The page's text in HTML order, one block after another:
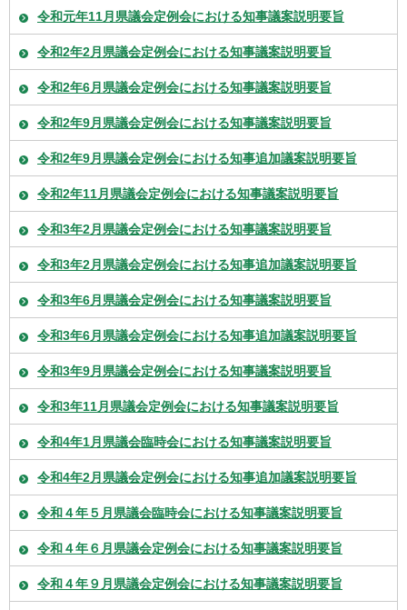
令和元年11月県議会定例会における知事議案説明要旨
令和2年2月県議会定例会における知事議案説明要旨
令和2年6月県議会定例会における知事議案説明要旨
令和2年9月県議会定例会における知事議案説明要旨
令和2年9月県議会定例会における知事追加議案説明要旨
令和2年11月県議会定例会における知事議案説明要旨
令和3年2月県議会定例会における知事議案説明要旨
令和3年2月県議会定例会における知事追加議案説明要旨
令和3年6月県議会定例会における知事議案説明要旨
令和3年6月県議会定例会における知事追加議案説明要旨
令和3年9月県議会定例会における知事議案説明要旨
令和3年11月県議会定例会における知事議案説明要旨
令和4年1月県議会臨時会における知事議案説明要旨
令和4年2月県議会定例会における知事追加議案説明要旨
令和４年５月県議会臨時会における知事議案説明要旨
令和４年６月県議会定例会における知事議案説明要旨
令和４年９月県議会定例会における知事議案説明要旨